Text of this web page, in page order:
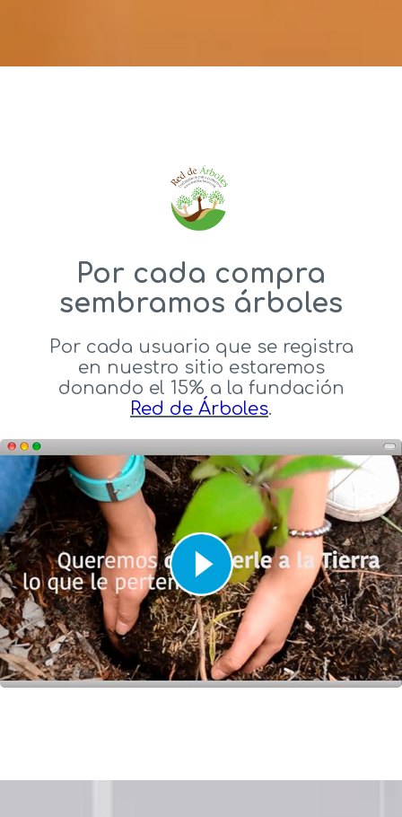
Por cada compra
sembramos árboles
Por cada usuario que se registra
en nuestro sitio estaremos
donando el 15% a la fundación
Red de Árboles.